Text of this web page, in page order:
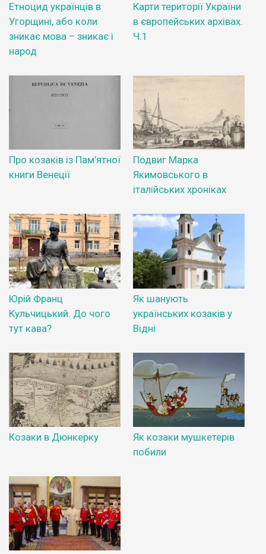
Етноцид українців в
Угорщині, або коли
зникає мова – зникає і
народ
Карти території України
в європейських архівах.
Ч.1
Про козаків із Пам’ятної
книги Венеції
Подвиг Марка
Якимовського в
італійських хроніках
Юрій Франц
Кульчицький. До чого
тут кава?
Як шанують
українських козаків у
Відні
Козаки в Дюнкерку
Як козаки мушкетерів
побили